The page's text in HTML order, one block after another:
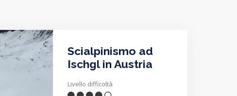
Scialpinismo ad
Ischgl in Austria
Livello difficoltà